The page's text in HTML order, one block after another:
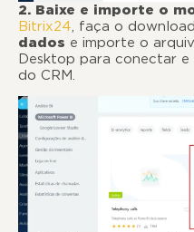
2. Baixe e importe o
Bitrix24, faça o
dados e importe o
Desktop para conectar
do CRM.